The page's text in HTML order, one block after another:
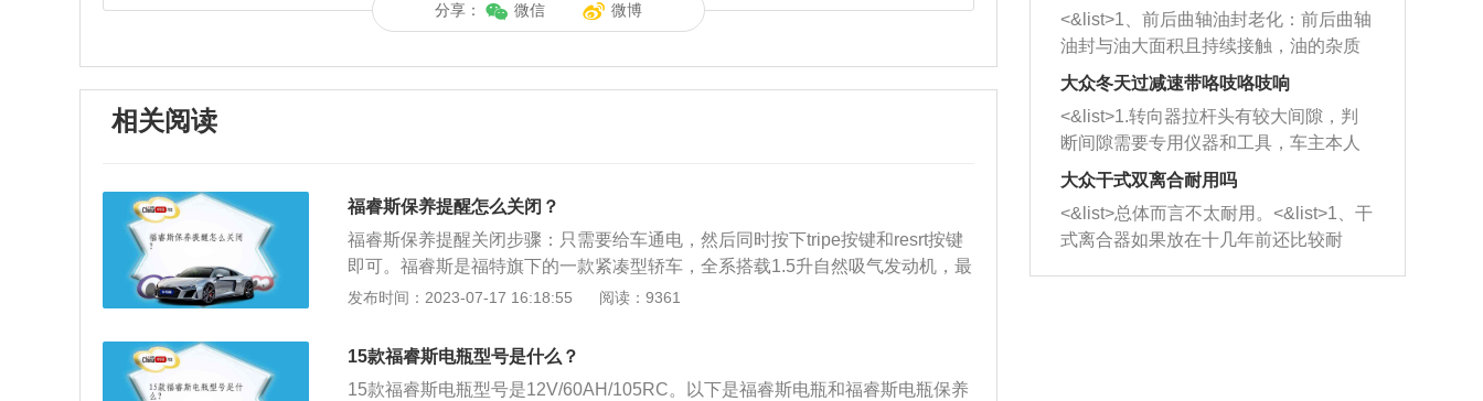
分享： 微信 微博
相关阅读
福睿斯保养提醒怎么关闭？
福睿斯保养提醒关闭步骤：只需要给车通电，然后同时按下tripe按键和resrt按键
即可。福睿斯是福特旗下的一款紧凑型轿车，全系搭载1.5升自然吸气发动机，最
大功率为90kw，最大扭矩为152nm，采用多点电喷技术，并使用铝合金缸盖缸
至新高度，在各处细节上无不体现为整个家庭带来的舒适，尤其是加大的空间和
噪音消除功能。
发布时间：2023-07-17 16:18:55 阅读：9361
15款福睿斯电瓶型号是什么？
15款福睿斯电瓶型号是12V/60AH/105RC。以下是福睿斯电瓶和福睿斯电瓶保养
西取出来。但如果是因为积碳过多引起
的堵塞，就需要将三元催化器泡在草酸
洗剂对堵塞的情况得到解决，将清洗剂
放在燃油箱中，与燃油混合后，车辆启
动时，就可以和汽油一起进入到燃烧
室，最后形成废气排出，就可以让三元
催化器得到清洗，排气管堵塞的情况就
能够得到解决。
一圈半的练习，往右同样也要打相同的
圈数。 <&list>3、最后强调要反复练
习，这样就可以形成肌肉记忆，在真实
驾驶车辆时，不需要记忆也能打好方
向。
<&list>1、前后曲轴油封老化：前后曲轴
油封与油大面积且持续接触，油的杂质
和发动机内持续温度变化使其密封效果
逐渐减弱，导致渗油或漏油。<&list>2、
活塞间隙过大：积碳会使活塞环与缸体
的间隙扩大，导致机油流入燃烧室中，
造成烧机油。<&list>3、机油粘度。使用
机油粘度过小的话，同样会有烧机油现
象，机油粘度过小具有很好的流动性，
大众冬天过减速带咯吱咯吱响
<&list>1.转向器拉杆头有较大间隙，判
断间隙需要专用仪器和工具，车主本人
无法制作，需要将车辆送到修理厂或4s
店；<&list>2.车辆半轴套管防尘罩破
裂，破裂后会出现漏油现象，使半轴磨
损严重，磨损的半轴容易损坏，产生异
响；<&list>3.稳定器的转向胶套和球头
大众干式双离合耐用吗
<&list>总体而言不太耐用。<&list>1、干
式离合器如果放在十几年前还比较耐